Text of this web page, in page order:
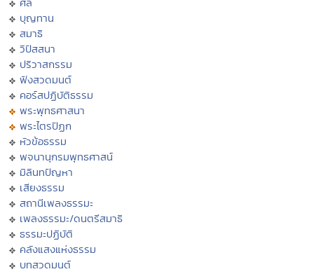
บุญทาน
สมาธิ
วิปัสสนา
ปริวาสกรรม
ฟังสวดมนต์
คอร์สปฏิบัติธรรม
พระพุทธศาสนา
พระไตรปิฏก
หัวข้อธรรม
พจนานุกรมพุทธศาสน์
มิลินทปัญหา
เสียงธรรม
สถานีเพลงธรรมะ
เพลงธรรมะ/ดนตรีสมาธิ
ธรรมะปฏิบัติ
คลังแสงแห่งธรรม
บทสวดมนต์